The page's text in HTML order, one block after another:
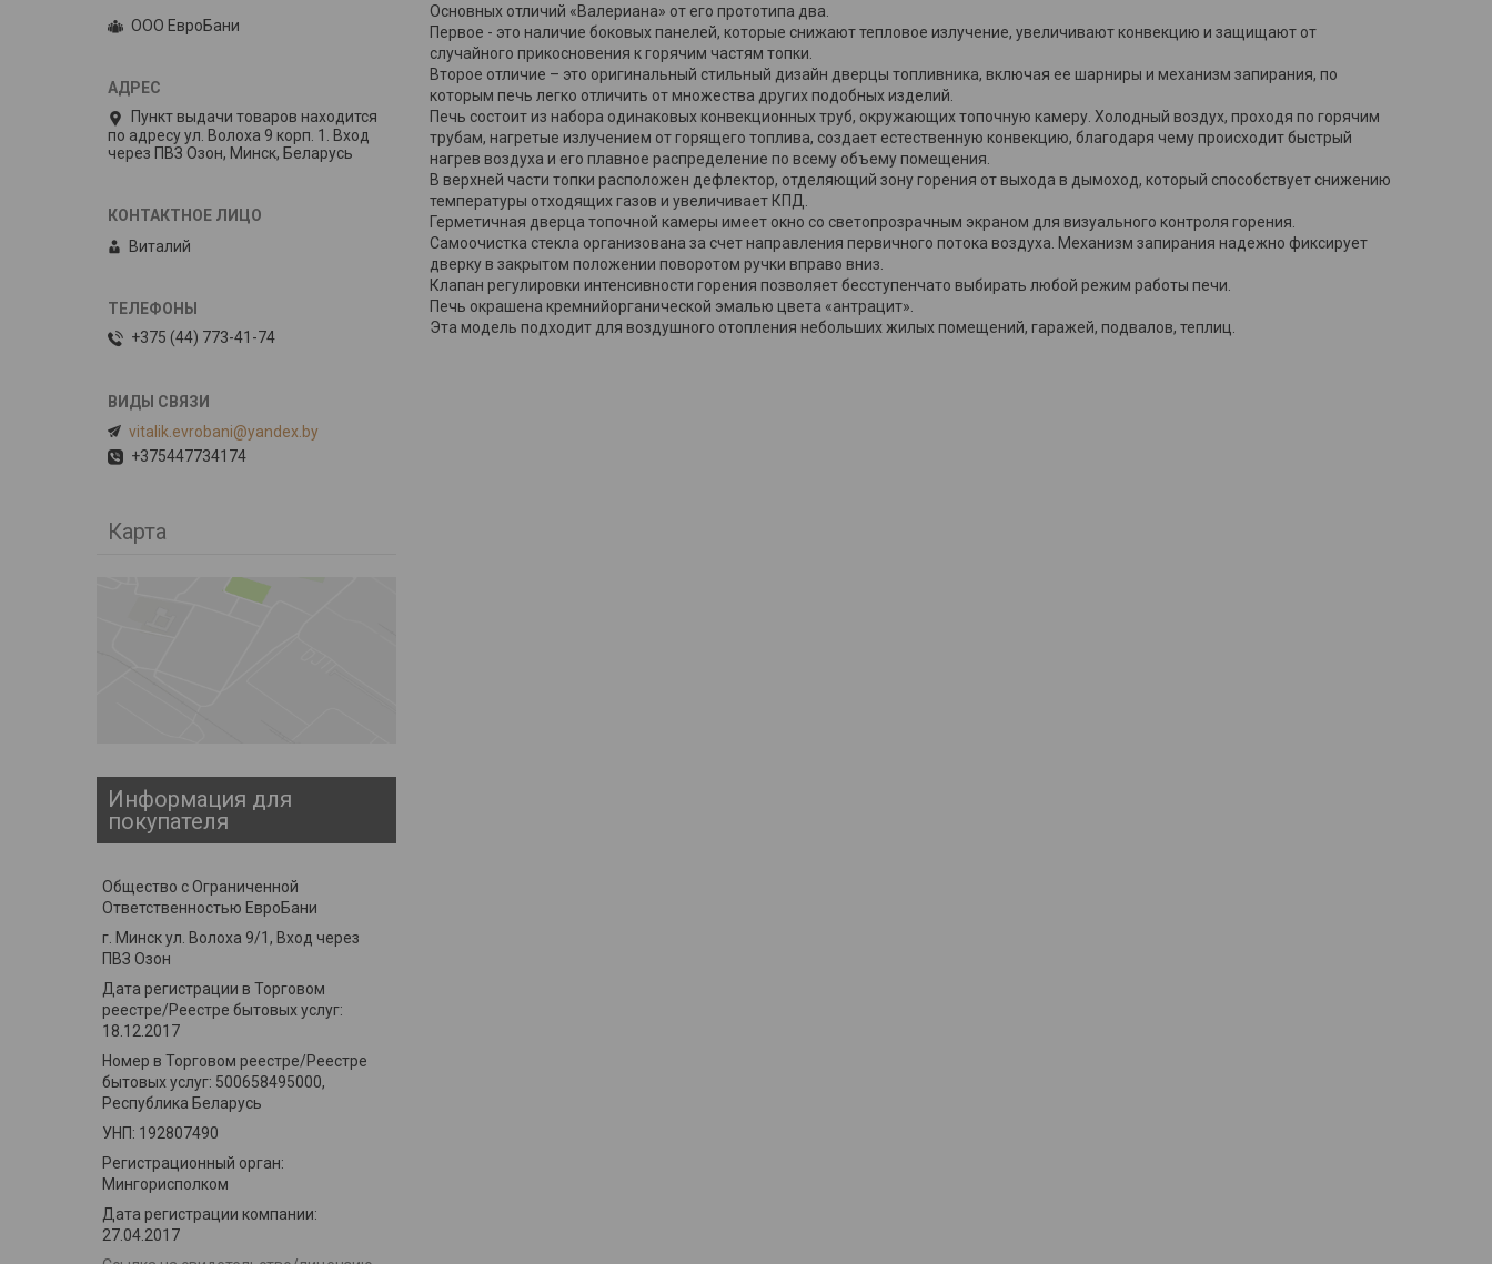
Основных отличий «Валериана» от его прототипа два.
Первое - это наличие боковых панелей, которые снижают тепловое излучение, увеличивают конвекцию и защищают от
случайного прикосновения к горячим частям топки.
Второе отличие – это оригинальный стильный дизайн дверцы топливника, включая ее шарниры и механизм запирания, по
которым печь легко отличить от множества других подобных изделий.
Печь состоит из набора одинаковых конвекционных труб, окружающих топочную камеру. Холодный воздух, проходя по горячим
трубам, нагретые излучением от горящего топлива, создает естественную конвекцию, благодаря чему происходит быстрый
нагрев воздуха и его плавное распределение по всему объему помещения.
В верхней части топки расположен дефлектор, отделяющий зону горения от выхода в дымоход, который способствует снижению
температуры отходящих газов и увеличивает КПД.
Герметичная дверца топочной камеры имеет окно со светопрозрачным экраном для визуального контроля горения.
Самоочистка стекла организована за счет направления первичного потока воздуха. Механизм запирания надежно фиксирует
дверку в закрытом положении поворотом ручки вправо вниз.
Клапан регулировки интенсивности горения позволяет бесступенчато выбирать любой режим работы печи.
Печь окрашена кремнийорганической эмалью цвета «антрацит».
Эта модель подходит для воздушного отопления небольших жилых помещений, гаражей, подвалов, теплиц.
ООО ЕвроБани
Пункт выдачи товаров находится
по адресу ул. Волоха 9 корп. 1. Вход
через ПВЗ Озон, Минск, Беларусь
Виталий
+375 (44) 773-41-74
vitalik.evrobani@yandex.by
+375447734174
Карта
Информация для
покупателя
Общество с Ограниченной
Ответственностью ЕвроБани
г. Минск ул. Волоха 9/1, Вход через
ПВЗ Озон
Дата регистрации в Торговом
реестре/Реестре бытовых услуг:
18.12.2017
Номер в Торговом реестре/Реестре
бытовых услуг: 500658495000,
Республика Беларусь
УНП: 192807490
Регистрационный орган:
Мингорисполком
Дата регистрации компании:
27.04.2017